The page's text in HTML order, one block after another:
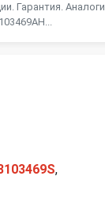
Гарантия. Аналоги
,